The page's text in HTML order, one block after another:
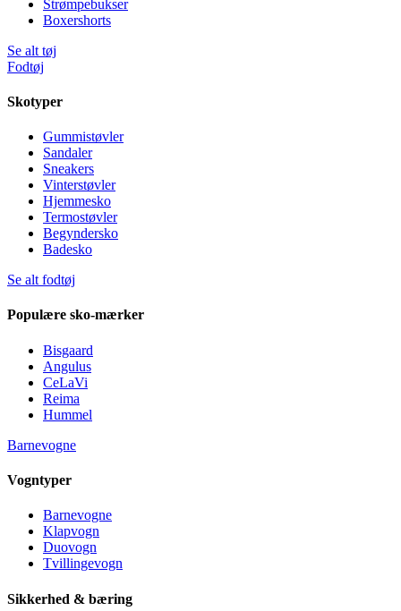
Strømpebukser
Boxershorts
Se alt tøj
Fodtøj
Skotyper
Gummistøvler
Sandaler
Sneakers
Vinterstøvler
Hjemmesko
Termostøvler
Begyndersko
Badesko
Se alt fodtøj
Populære sko-mærker
Bisgaard
Angulus
CeLaVi
Reima
Hummel
Barnevogne
Vogntyper
Barnevogne
Klapvogn
Duovogn
Tvillingevogn
Sikkerhed & bæring